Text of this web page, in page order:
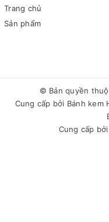
Trang chủ
Sản phẩm
© Bản quyền
Cung cấp bởi Bánh kem
Cung cấp bởi